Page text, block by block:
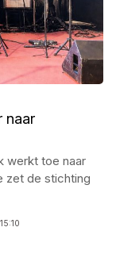
naar
werkt toe naar
zet de stichting